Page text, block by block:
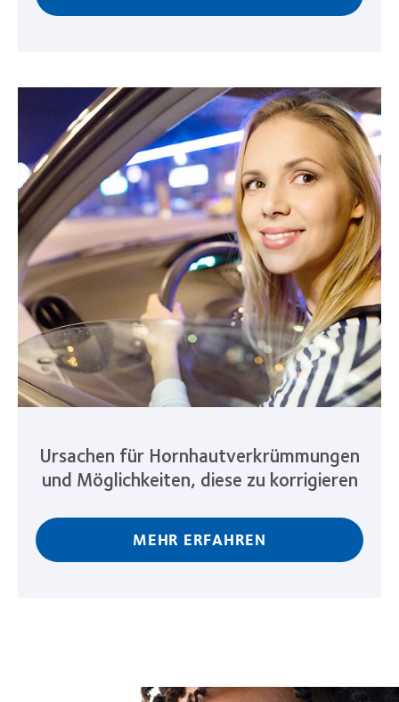
Ursachen für Hornhautverkrümmungen
und Möglichkeiten, diese zu korrigieren
MEHR ERFAHREN